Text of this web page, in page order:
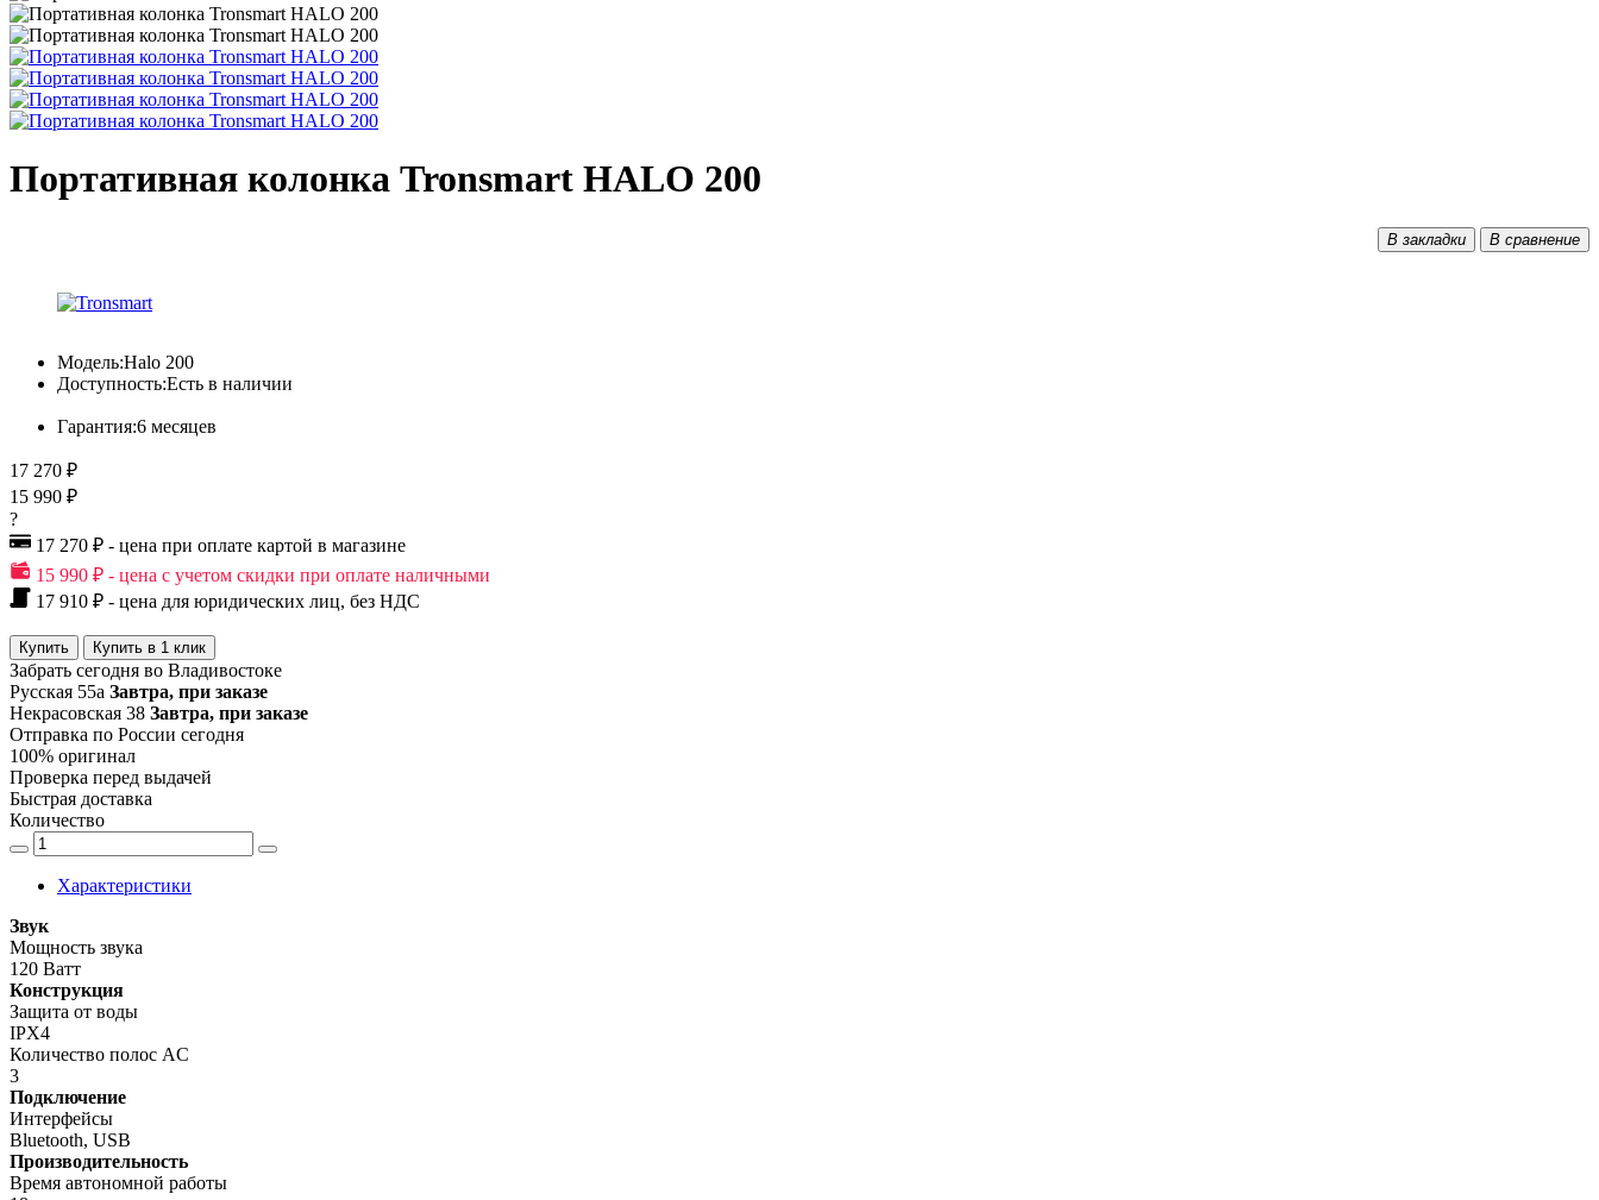
Портативная колонка Tronsmart HALO 200
В закладки В сравнение
Модель:Halo 200
Доступность:Есть в наличии
Гарантия:6 месяцев
17 270 ₽
15 990 ₽
?
17 270 ₽ - цена при оплате картой в магазине
15 990 ₽ - цена с учетом скидки при оплате наличными
17 910 ₽ - цена для юридических лиц, без НДС
Купить Купить в 1 клик
Забрать сегодня во Владивостоке
Русская 55а Завтра, при заказе
Некрасовская 38 Завтра, при заказе
Отправка по России сегодня
100% оригинал
Проверка перед выдачей
Быстрая доставка
Количество
Характеристики
Звук
Мощность звука
120 Ватт
Конструкция
Защита от воды
IPX4
Количество полос AC
3
Подключение
Интерфейсы
Bluetooth, USB
Производительность
Время автономной работы